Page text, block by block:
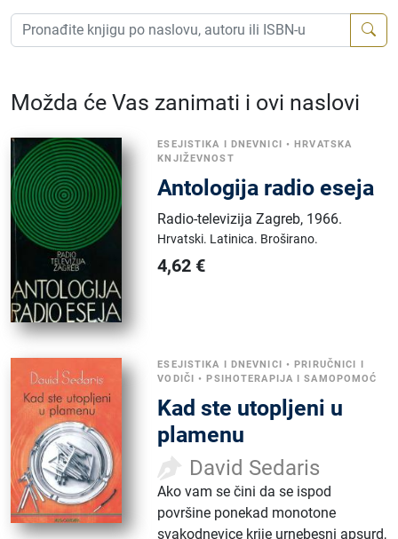
Možda će Vas zanimati i ovi naslovi
ESEJISTIKA I DNEVNICI • HRVATSKA
KNJIŽEVNOST
Antologija radio eseja
Radio-televizija Zagreb, 1966.
Hrvatski. Latinica. Broširano.
4,62 €
ESEJISTIKA I DNEVNICI •PRIRUČNICI I
VODIČI •PSIHOTERAPIJA I SAMOPOMOĆ
Kad ste utopljeni u
plamenu
David Sedaris
Ako vam se čini da se ispod
površine ponekad monotone
svakodnevice krije urnebesni apsurd,